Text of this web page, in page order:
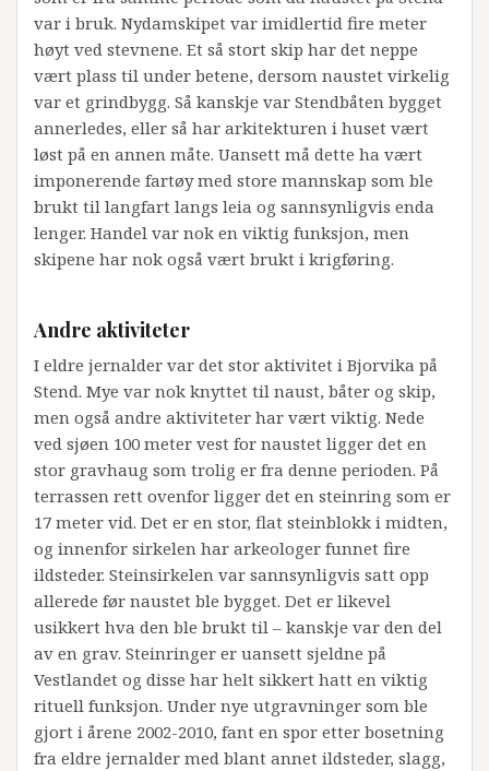
var i bruk. Nydamskipet var imidlertid fire meter
høyt ved stevnene. Et så stort skip har det neppe
vært plass til under betene, dersom naustet virkelig
var et grindbygg. Så kanskje var Stendbåten bygget
annerledes, eller så har arkitekturen i huset vært
løst på en annen måte. Uansett må dette ha vært
imponerende fartøy med store mannskap som ble
brukt til langfart langs leia og sannsynligvis enda
lenger. Handel var nok en viktig funksjon, men
skipene har nok også vært brukt i krigføring.
Andre aktiviteter
I eldre jernalder var det stor aktivitet i Bjorvika på
Stend. Mye var nok knyttet til naust, båter og skip,
men også andre aktiviteter har vært viktig. Nede
ved sjøen 100 meter vest for naustet ligger det en
stor gravhaug som trolig er fra denne perioden. På
terrassen rett ovenfor ligger det en steinring som er
17 meter vid. Det er en stor, flat steinblokk i midten,
og innenfor sirkelen har arkeologer funnet fire
ildsteder. Steinsirkelen var sannsynligvis satt opp
allerede før naustet ble bygget. Det er likevel
usikkert hva den ble brukt til – kanskje var den del
av en grav. Steinringer er uansett sjeldne på
Vestlandet og disse har helt sikkert hatt en viktig
rituell funksjon. Under nye utgravninger som ble
gjort i årene 2002-2010, fant en spor etter bosetning
fra eldre jernalder med blant annet ildsteder, slagg,